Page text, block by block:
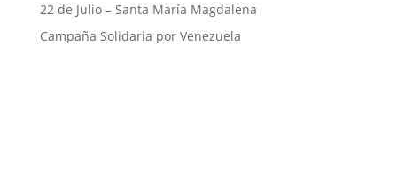
22 de Julio – Santa María Magdalena
Campaña Solidaria por Venezuela